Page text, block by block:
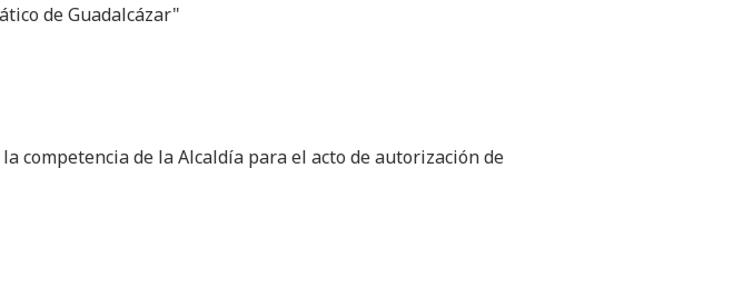
de Guadalcázar"
competencia de la Alcaldía para el acto de autorización de